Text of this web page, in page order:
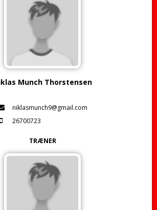
Munch Thorstensen
niklasmunch9@gmail.com
26700723
TRÆNER